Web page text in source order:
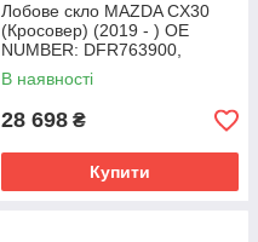
Лобове скло MAZDA CX30
(Кросовер) (2019 - ) OE
NUMBER: DFR763900,
DFR763900C, DGJ3 63 900,
DGJ363900
В наявності
28 698 ₴
Купити